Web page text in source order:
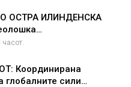
ОСТРА ИЛИНДЕНСКА
Координирана
глобалните сили…